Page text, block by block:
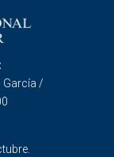
García /